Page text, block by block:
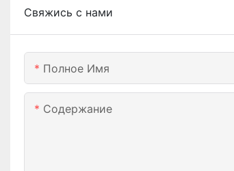
Свяжись с нами
Полное Имя
Содержание